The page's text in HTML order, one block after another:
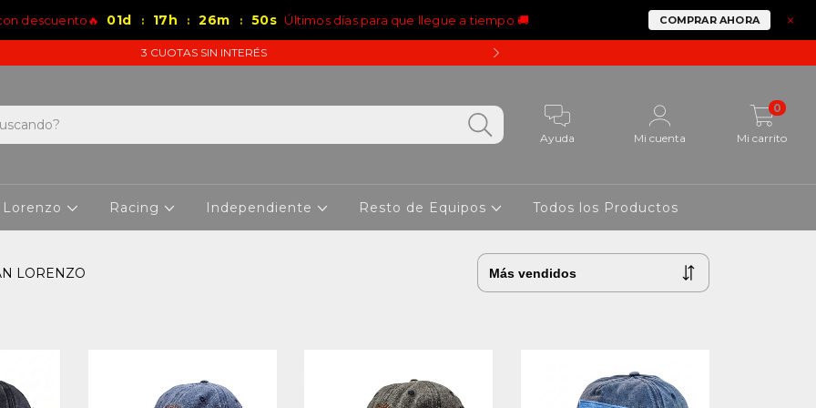
×
descuento🔥 01d : 17h : 26m : 49s Últimos días para que llegue a tiempo 🚚 COMPRAR AHORA
3 CUOTAS SIN INTERÉS
Ayuda Mi cuenta Mi carrito
0
Lorenzo Racing Independiente Resto de Equipos Todos los Productos
LORENZO